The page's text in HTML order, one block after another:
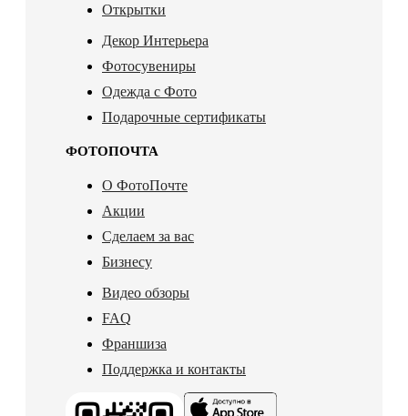
Открытки
Декор Интерьера
Фотосувениры
Одежда с Фото
Подарочные сертификаты
ФОТОПОЧТА
О ФотоПочте
Акции
Сделаем за вас
Бизнесу
Видео обзоры
FAQ
Франшиза
Поддержка и контакты